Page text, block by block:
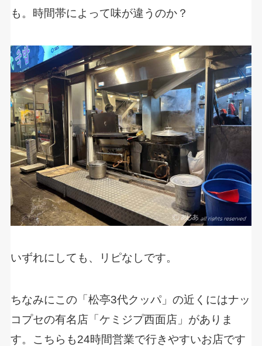
も。時間帯によって味が違うのか？
いずれにしても、リピなしです。
ちなみにこの「松亭3代クッパ」の近くにはナッ
コプセの有名店「ケミジプ西面店」がありま
す。こちらも24時間営業で行きやすいお店です